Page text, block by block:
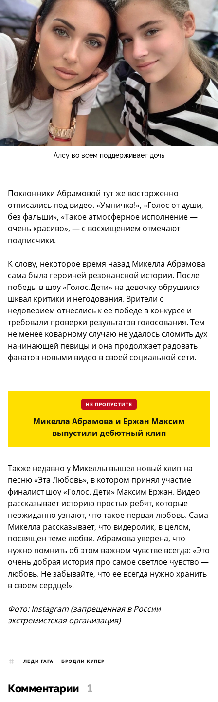
Алсу во всем поддерживает дочь
Поклонники Абрамовой тут же восторженно
отписались под видео. «Умничка!», «Голос от души,
без фальши», «Такое атмосферное исполнение —
очень красиво», — с восхищением отмечают
подписчики.
К слову, некоторое время назад Микелла Абрамова
сама была героиней резонансной истории. После
победы в шоу «Голос.Дети» на девочку обрушился
шквал критики и негодования. Зрители с
недоверием отнеслись к ее победе в конкурсе и
требовали проверки результатов голосования. Тем
не менее коварному случаю не удалось сломить дух
начинающей певицы и она продолжает радовать
фанатов новыми видео в своей социальной сети.
НЕ ПРОПУСТИТЕ
Микелла Абрамова и Ержан Максим
выпустили дебютный клип
Также недавно у Микеллы вышел новый клип на
песню «Эта Любовь», в котором принял участие
финалист шоу «Голос. Дети» Максим Ержан. Видео
рассказывает историю простых ребят, которые
неожиданно узнают, что такое первая любовь. Сама
Микелла рассказывает, что видеролик, в целом,
посвящен теме любви. Абрамова уверена, что
нужно помнить об этом важном чувстве всегда: «Это
очень добрая история про самое светлое чувство —
любовь. Не забывайте, что ее всегда нужно хранить
в своем сердце!».
Фото: Instagram (запрещенная в России
экстремистская организация)
ЛЕДИ ГАГА БРЭДЛИ КУПЕР
Комментарии 1